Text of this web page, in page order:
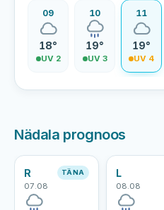
09
18°
UV 2
10
19°
UV 3
11
19°
UV 4
Nädala prognoos
R
07.08
TÄNA L
08.08